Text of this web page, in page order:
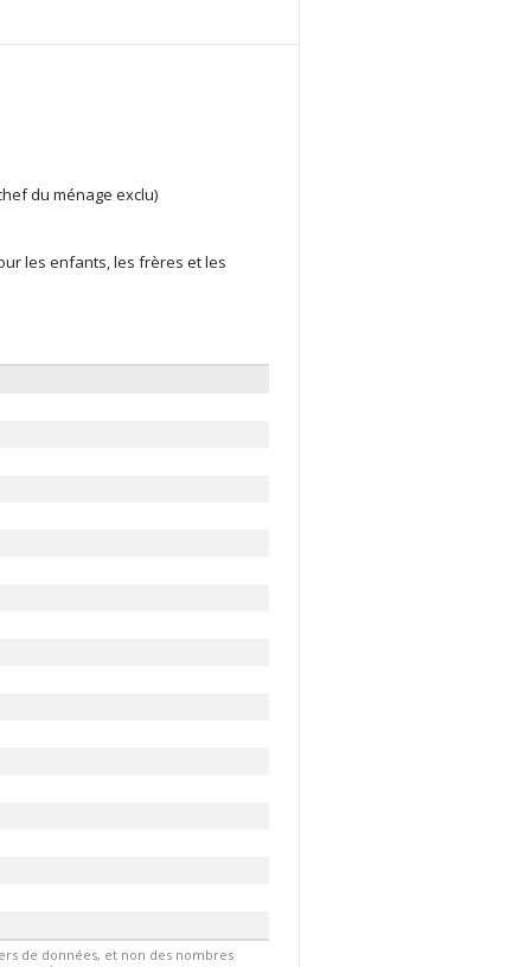
du ménage exclu)
les enfants, les frères et les
de données, et non des nombres